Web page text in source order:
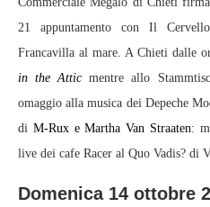
21 appuntamento con Il
Francavilla al mare. A Chieti dalle
in the Attic mentre allo
omaggio alla musica dei Depeche
di M-Rux e Martha Van Straaten:
live dei cafe Racer al Quo Vadis? di
Domenica 14 ottobre